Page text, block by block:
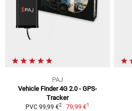
PAJ
Vehicle Finder 4G 2.0 - GPS-
Tracker
PVC 99,99 €2 79,99 €1